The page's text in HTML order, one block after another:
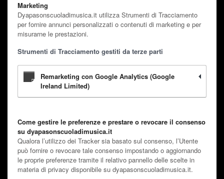
Marketing
Dyapasonscuoladimusica.it utilizza Strumenti di Tracciamento
per fornire annunci personalizzati o contenuti di marketing e per
misurarne le prestazioni.
Strumenti di Tracciamento gestiti da terze parti
Remarketing con Google Analytics (Google
Ireland Limited)
Come gestire le preferenze e prestare o revocare il consenso
su dyapasonscuoladimusica.it
Qualora l’utilizzo dei Tracker sia basato sul consenso, l’Utente
può fornire o revocare tale consenso impostando o aggiornando
le proprie preferenze tramite il relativo pannello delle scelte in
materia di privacy disponibile su dyapasonscuoladimusica.it.